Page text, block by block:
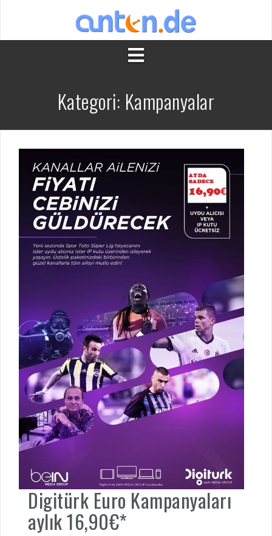
Kategori: Kampanyalar
Digitürk Euro Kampanyaları
aylık 16,90€*